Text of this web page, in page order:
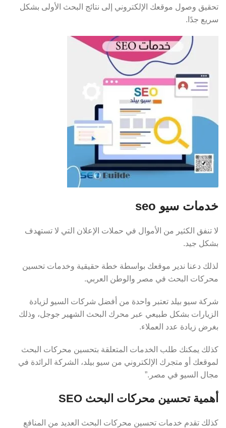
تحقيق وصول موقعك الإلكتروني إلى نتائج البحث الأولى بشكل
سريع جدًا.
خدمات سيو seo
لا تنفق الكثير من الأموال في حملات الإعلان التي لا تستهدف
بشكل جيد.
لذلك دعنا ندير موقعك بواسطة خطة حقيقية وخدمات تحسين
محركات البحث في مصر والوطن العربي.
شركة سيو بيلد تعتبر واحدة من أفضل شركات السيو لزيادة
الزيارات بشكل طبيعي عبر محرك البحث الشهير جوجل، وذلك
بغرض زيادة عدد العملاء.
كذلك يمكنك طلب الخدمات المتعلقة بتحسين محركات البحث
لموقعك أو متجرك الإلكتروني من سيو بيلد، الشركة الرائدة في
مجال السيو في مصر.”
أهمية تحسين محركات البحث SEO
كذلك تقدم خدمات تحسين محركات البحث العديد من المنافع